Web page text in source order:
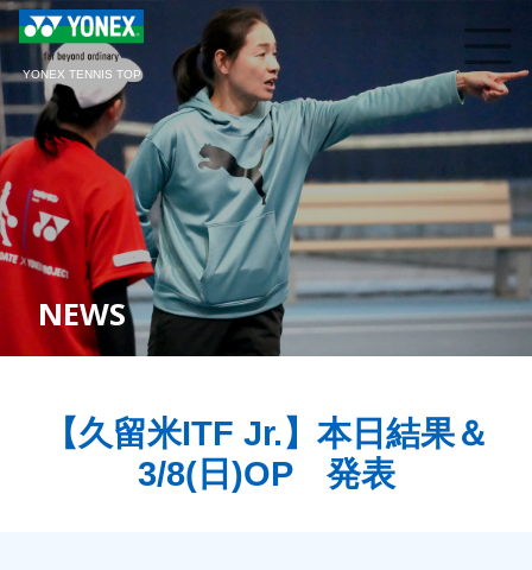
YONEX TENNIS TOP
NEWS
【久留米ITF Jr.】本日結果＆
3/8(日)OP 発表